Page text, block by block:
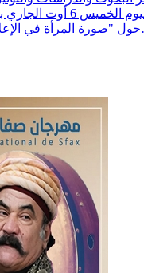
(الكريديف) اليوم
.. بين…